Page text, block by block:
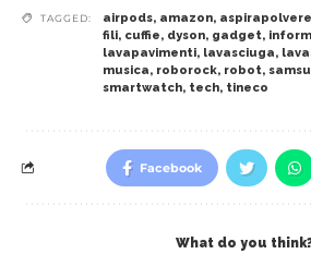
TAGGED: airpods, amazon, aspirapolvere
fili, cuffie, dyson, gadget,
lavapavimenti, lavasciuga,
musica, roborock, robot,
smartwatch, tech, tineco
Facebook
What do you